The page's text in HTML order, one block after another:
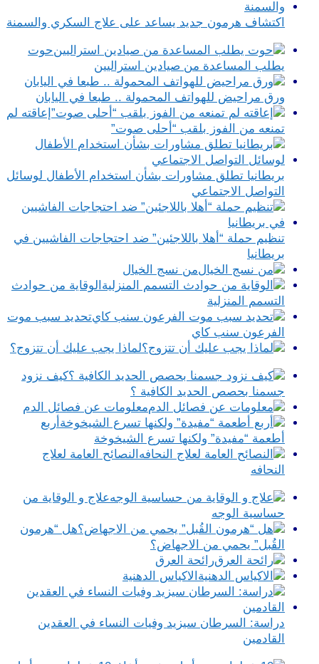
اكتشاف هرمون جديد يساعد على علاج السكري والسمنة
حوت
يطلب المساعدة من صيادين استراليين
ورق مراحيض للهواتف المحمولة .. طبعا في اليابان
إعاقته لم
تمنعه من الفوز بلقب “أحلى صوت”
بريطانيا تطلق مشاورات بشأن استخدام الأطفال لوسائل
التواصل الاجتماعي
تنظيم حملة “أهلا باللاجئين” ضد احتجاجات الفاشيين في
بريطانيا
من نسج الخيال
الوقاية من حوادث
التسمم المنزلية
تحديد سبب موت
الفرعون سنب كاي
لماذا يجب عليك أن تتزوج؟
كيف نزود
جسمنا بحصص الحديد الكافية ؟
معلومات عن فصائل الدم
أربع
أطعمة “مفيدة” ولكنها تسرع الشيخوخة
النصائح العامة لعلاج
النحافه
علاج و الوقاية من
حساسية الوجه
هل “هرمون
القُبل” يحمي من الاجهاض؟
رائحة العرق
الاكياس الدهنية
دراسة: السرطان سيزيد وفيات النساء في العقدين
القادمين